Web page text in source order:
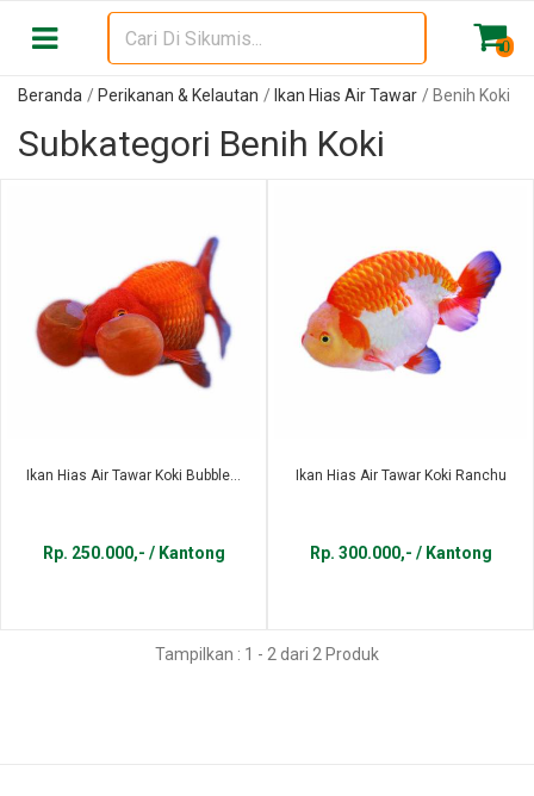
0
Beranda Perikanan & Kelautan Ikan Hias Air Tawar Benih Koki
Subkategori Benih Koki
Ikan Hias Air Tawar Koki Bubble...
Rp. 250.000,- / Kantong
Ikan Hias Air Tawar Koki Ranchu
Rp. 300.000,- / Kantong
Tampilkan : 1 - 2 dari 2 Produk